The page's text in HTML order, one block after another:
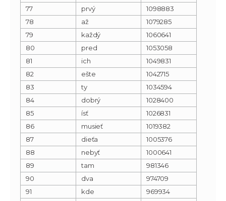
77
prvý
1098883
78
až
1079285
79
každý
1060641
80
pred
1053058
81
ich
1049831
82
ešte
1042715
83
ty
1034594
84
dobrý
1028400
85
ísť
1026831
86
musieť
1019382
87
dieťa
1005376
88
nebyť
1000641
89
tam
981346
90
dva
974709
91
kde
969934